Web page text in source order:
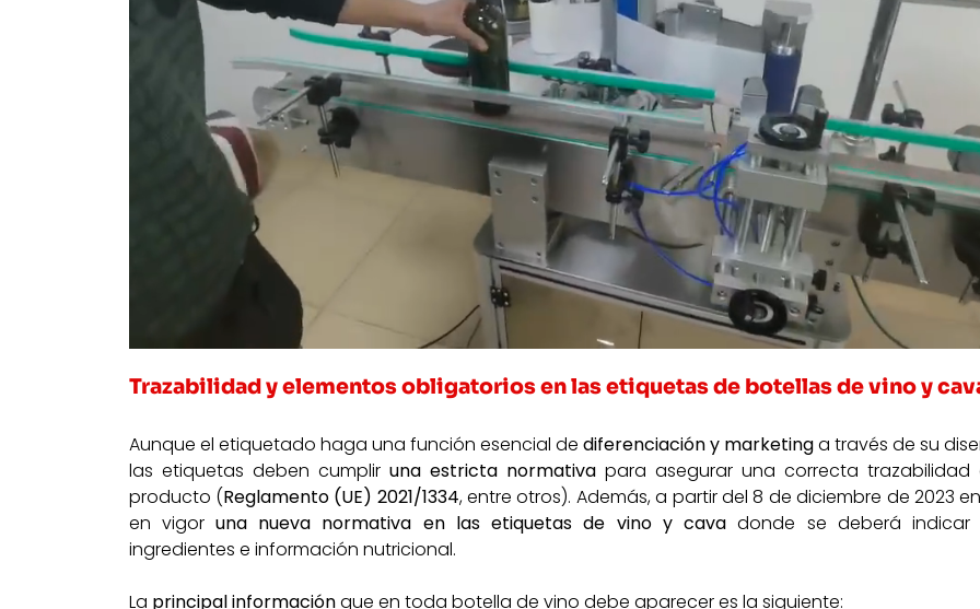
Trazabilidad y elementos obligatorios en las etiquetas de botellas de vino y
Aunque el etiquetado haga una función esencial de diferenciación y marketinga través de su
las etiquetas deben cumpliruna estricta normativapara asegurar una correcta trazabilidad
producto (Reglamento (UE) 2021/1334, entre otros). Además, a partir del 8 de diciembre de 2023
en vigoruna nueva normativa en las etiquetas de vino y cava donde se deberá indicar
ingredientes e información nutricional.
La principal informaciónque en toda botella de vino debe aparecer es la siguiente: